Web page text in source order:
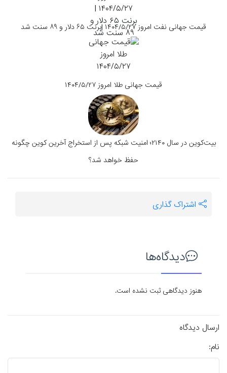
قیمت جهانی نفت امروز ۱۴۰۴/۵/۲۷ |برنت ۶۵ دلار و ۸۹ سنت شد
قیمت جهانی طلا امروز ۱۴۰۴/۵/۲۷
بیت‌کوین در سال ۲۱۴۰؛ امنیت شبکه پس از استخراج آخرین کوین چگونه
حفظ خواهد شد؟
اشتراک گذاری
دیدگاه‌ها
هنوز دیدگاهی ثبت نشده است.
ارسال دیدگاه
نام: